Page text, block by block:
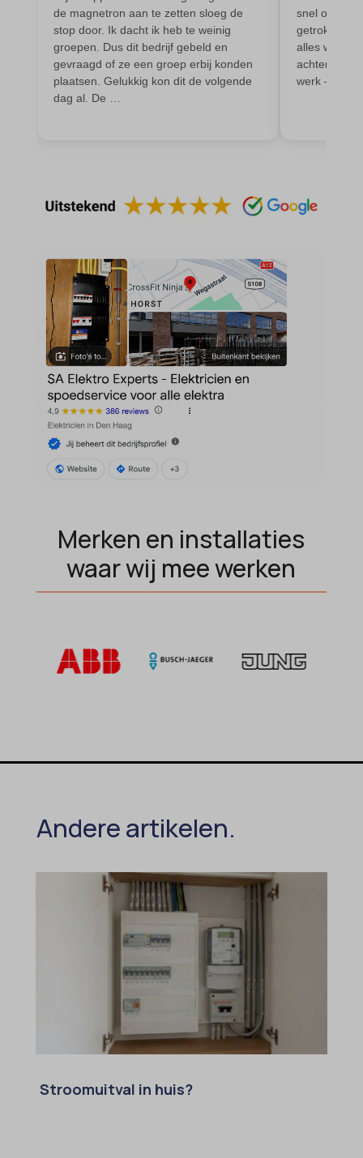
de magnetron aan te zetten sloeg de
stop door. Ik dacht ik heb te weinig
groepen. Dus dit bedrijf gebeld en
gevraagd of ze een groep erbij konden
plaatsen. Gelukkig kon dit de volgende
dag al. De …
snel
getrokken
alles werkt
werk –
Merken en installaties
waar wij mee werken
Andere artikelen.
Stroomuitval in huis?
wordpress_test_cookie
wp-settings-*
wp-settings-time-*
wpl_viewed_cookie
domain
et-editing-post-*
et-recommend-sync-post-*
et-saved-post*
i18next
kconsent
klaro
marketing_cookies
MicrosoftApplicationsTelemetryDeviceId
MicrosoftApplicationsTelemetryFirstLaunchTime
OptanonAlertBoxClosed
perf_*
snconsent
termsfeed_pc1_consent